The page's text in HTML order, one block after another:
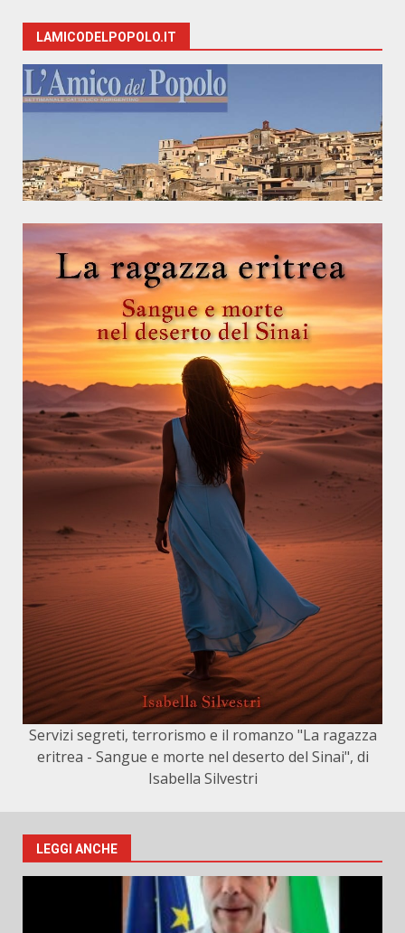
LAMICODELPOPOLO.IT
Servizi segreti, terrorismo e il romanzo "La ragazza
eritrea - Sangue e morte nel deserto del Sinai", di
Isabella Silvestri
LEGGI ANCHE